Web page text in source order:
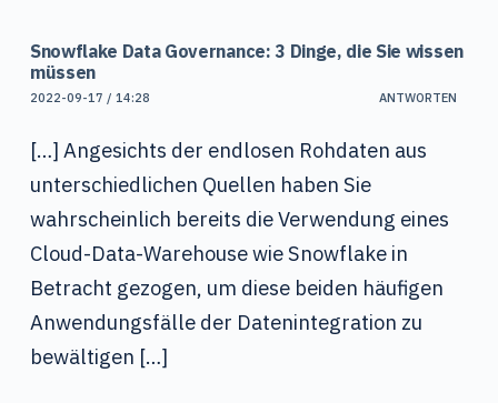
Snowflake Data Governance: 3 Dinge, die Sie wissen
müssen
2022-09-17 / 14:28 ANTWORTEN
[…] Angesichts der endlosen Rohdaten aus
unterschiedlichen Quellen haben Sie
wahrscheinlich bereits die Verwendung eines
Cloud-Data-Warehouse wie Snowflake in
Betracht gezogen, um diese beiden häufigen
Anwendungsfälle der Datenintegration zu
bewältigen […]